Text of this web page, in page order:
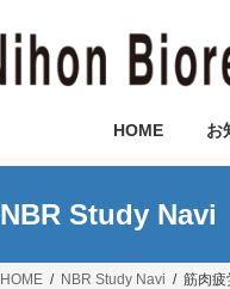
HOME お
NBR Study Navi
HOME NBR Study Navi 筋肉疲